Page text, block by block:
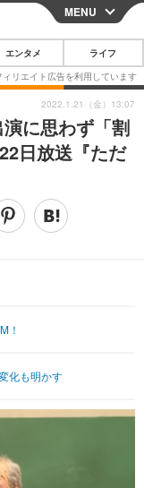
CLOSE
スマートフォン
その他
映画・ドラマ
MENU
エンタメ ライフ
に思わず「割
日放送『ただ
！
化も明かす
2022.1.21（金）13:07